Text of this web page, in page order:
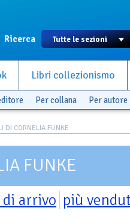
Ricerca
Libri collezionismo
Per collana Per autore
DI CORNELIA FUNKE
FUNKE
di arrivo più